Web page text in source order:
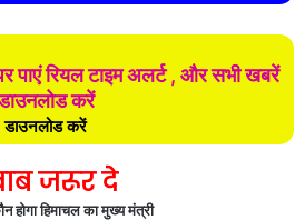
पाएं रियल टाइम अलर्ट , और सभी खबरें
करें
डाउनलोड करें
जरूर दे
होगा हिमाचल का मुख्य मंत्री